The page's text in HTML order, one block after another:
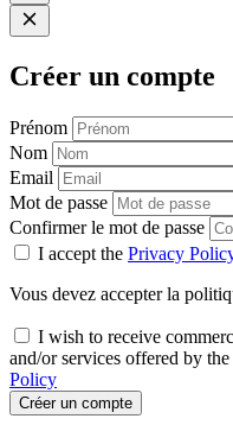
Créer un compte
Prénom
Nom
Email
Mot de passe
Confirmer le mot de passe
I accept the Privacy
Vous devez accepter la
I wish to receive
and/or services offered by
Policy
Créer un compte